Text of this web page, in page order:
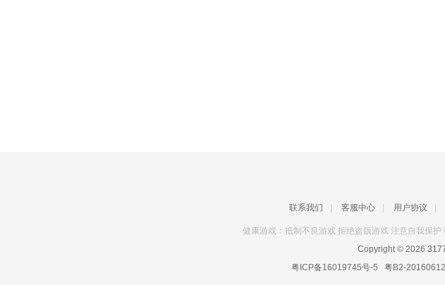
联系我们 客服中心 用户协议
健康游戏：抵制不良游戏 拒绝盗版游戏 注意自我保
Copyright © 2026
粤ICP备16019745号-5 粤B2-20160612